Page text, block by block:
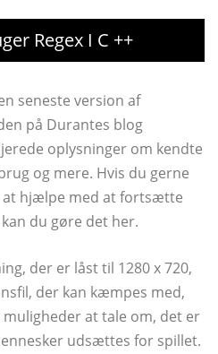
Regex I C ++
seneste version af
på Durantes blog
oplysninger om kendte
og mere. Hvis du gerne
at hjælpe med at fortsætte
du gøre det her.
der er låst til 1280 x 720,
der kan kæmpes med,
at tale om, det er
udsættes for spillet.